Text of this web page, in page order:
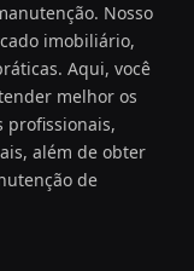
Nosso
imobiliário,
Aqui, você
melhor os
profissionais,
além de obter
de